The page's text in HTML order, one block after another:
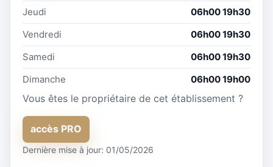
Jeudi
06h00 19h30
Vendredi
06h00 19h30
Samedi
06h00 19h30
Dimanche
06h00 19h00
Vous êtes le propriétaire de cet établissement ?
accès PRO
Dernière mise à jour: 01/05/2026